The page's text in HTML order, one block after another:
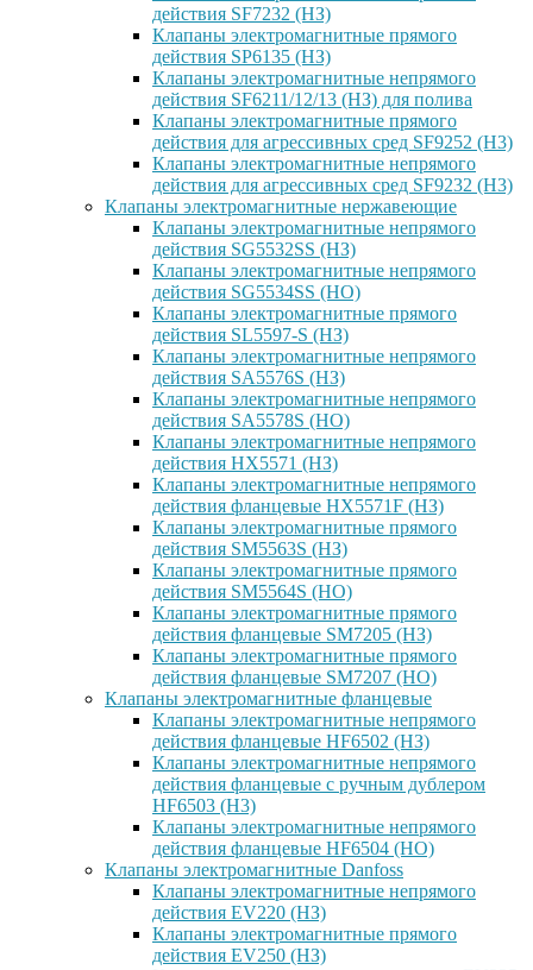
действия SF7232 (НЗ)
Клапаны электромагнитные прямого
действия SP6135 (НЗ)
Клапаны электромагнитные непрямого
действия SF6211/12/13 (НЗ) для полива
Клапаны электромагнитные прямого
действия для агрессивных сред SF9252 (H3)
Клапаны электромагнитные непрямого
действия для агрессивных сред SF9232 (H3)
Клапаны электромагнитные нержавеющие
Клапаны электромагнитные непрямого
действия SG5532SS (НЗ)
Клапаны электромагнитные непрямого
действия SG5534SS (НО)
Клапаны электромагнитные прямого
действия SL5597-S (НЗ)
Клапаны электромагнитные непрямого
действия SA5576S (НЗ)
Клапаны электромагнитные непрямого
действия SA5578S (НО)
Клапаны электромагнитные непрямого
действия HX5571 (НЗ)
Клапаны электромагнитные непрямого
действия фланцевые HX5571F (НЗ)
Клапаны электромагнитные прямого
действия SM5563S (НЗ)
Клапаны электромагнитные прямого
действия SM5564S (НО)
Клапаны электромагнитные прямого
действия фланцевые SM7205 (НЗ)
Клапаны электромагнитные прямого
действия фланцевые SM7207 (НО)
Клапаны электромагнитные фланцевые
Клапаны электромагнитные непрямого
действия фланцевые HF6502 (НЗ)
Клапаны электромагнитные непрямого
действия фланцевые с ручным дублером
HF6503 (Н3)
Клапаны электромагнитные непрямого
действия фланцевые HF6504 (НО)
Клапаны электромагнитные Danfoss
Клапаны электромагнитные непрямого
действия EV220 (НЗ)
Клапаны электромагнитные прямого
действия EV250 (НЗ)